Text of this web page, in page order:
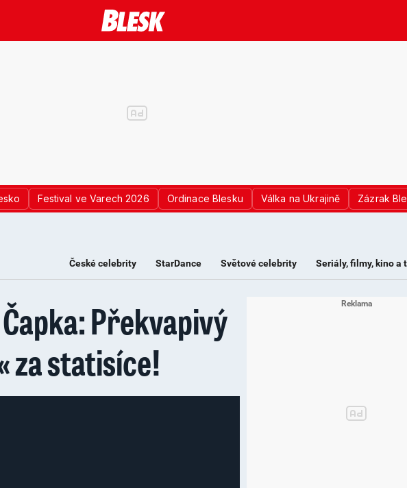
Festival ve Varech 2026 Ordinace Blesku Válka na Ukrajině Zázrak
České celebrity StarDance Světové celebrity Seriály, filmy, kino a
Překvapivý
za statisíce!